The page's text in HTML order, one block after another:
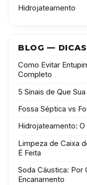
Hidrojateamento
BLOG —
Como Evitar
Completo
5 Sinais de Que
Fossa Séptica vs
Hidrojateamento:
Limpeza de Caixa
É Feita
Soda Cáustica: Por
Encanamento